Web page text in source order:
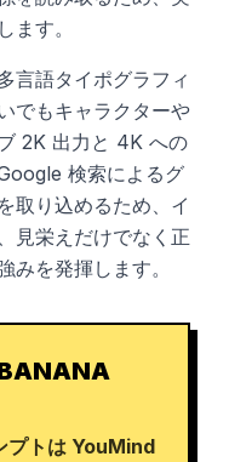
ます。
言語タイポグラフィ
でもキャラクターや
2K 出力と 4K への
検索によるグ
取り込めるため、イ
見栄えだけでなく正
みを発揮します。
プトは YouMind